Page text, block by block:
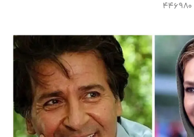
۴۴۶۹۸۰